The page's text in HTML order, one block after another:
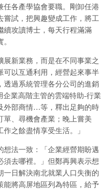
任各產學協會要職。剛卸任港
嘗試，把興趣變成工作，將工
續攻讀博士，每天行程滿滿
新業務，而是在不同事業之
可以互通利用，經營起來事半
透過系統管理各分公司的進銷
企業高階主管的雲端特助-行業
外部商情…等，釋出足夠的時
單、尋機會產業；晚上嘗美
之餘盡情享受生活。」
想法一致：「企業經營期盼邁
須去哪裡。」但鄭再興表示想
一日解決南北就業人口失衡的
能將高屏地區列為特區，給予